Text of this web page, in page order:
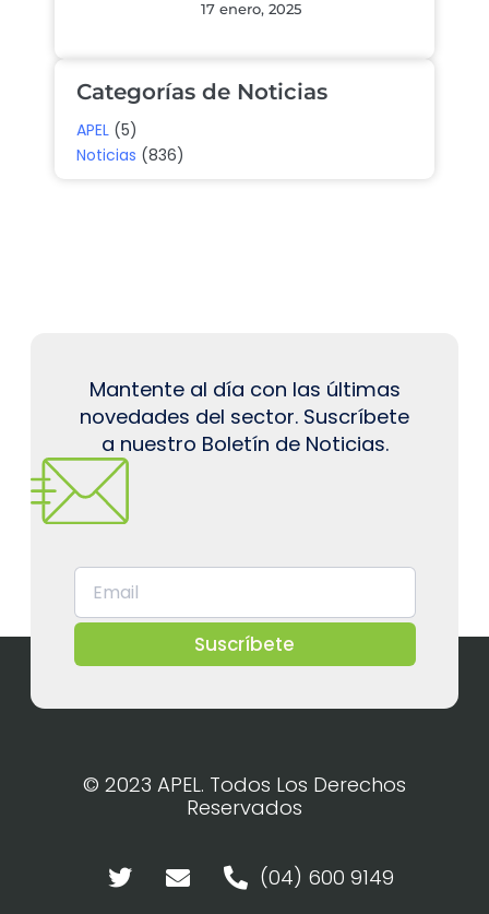
17 enero, 2025
Categorías de Noticias
APEL (5)
Noticias (836)
Mantente al día con las últimas
novedades del sector. Suscríbete
a nuestro Boletín de Noticias.
Suscríbete
© 2023 APEL. Todos Los Derechos
Reservados
(04) 600 9149